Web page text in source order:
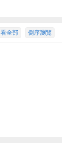
倒序瀏覽
看全部